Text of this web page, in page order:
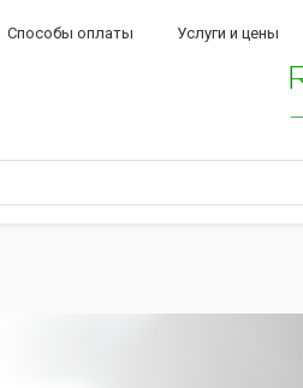
Способы оплаты Услуги и цены